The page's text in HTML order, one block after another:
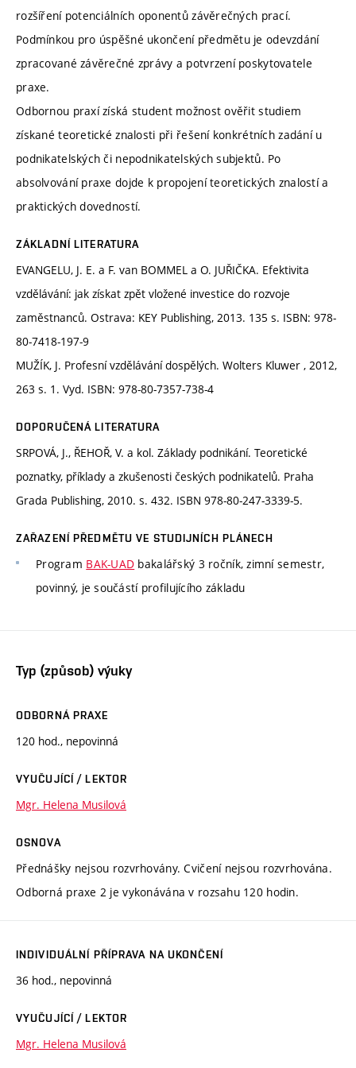
rozšíření potenciálních oponentů závěrečných prací.
Podmínkou pro úspěšné ukončení předmětu je odevzdání
zpracované závěrečné zprávy a potvrzení poskytovatele
praxe.
Odbornou praxí získá student možnost ověřit studiem
získané teoretické znalosti při řešení konkrétních zadání u
podnikatelských či nepodnikatelských subjektů. Po
absolvování praxe dojde k propojení teoretických znalostí a
praktických dovedností.
ZÁKLADNÍ LITERATURA
EVANGELU, J. E. a F. van BOMMEL a O. JUŘIČKA. Efektivita
vzdělávání: jak získat zpět vložené investice do rozvoje
zaměstnanců. Ostrava: KEY Publishing, 2013. 135 s. ISBN: 978-
80-7418-197-9
MUŽÍK, J. Profesní vzdělávání dospělých. Wolters Kluwer , 2012,
263 s. 1. Vyd. ISBN: 978-80-7357-738-4
DOPORUČENÁ LITERATURA
SRPOVÁ, J., ŘEHOŘ, V. a kol. Základy podnikání. Teoretické
poznatky, příklady a zkušenosti českých podnikatelů. Praha
Grada Publishing, 2010. s. 432. ISBN 978-80-247-3339-5.
ZAŘAZENÍ PŘEDMĚTU VE STUDIJNÍCH PLÁNECH
Program BAK-UAD bakalářský 3 ročník, zimní semestr,
povinný, je součástí profilujícího základu
Typ (způsob) výuky
ODBORNÁ PRAXE
120 hod., nepovinná
VYUČUJÍCÍ / LEKTOR
Mgr. Helena Musilová
OSNOVA
Přednášky nejsou rozvrhovány. Cvičení nejsou rozvrhována.
Odborná praxe 2 je vykonávána v rozsahu 120 hodin.
INDIVIDUÁLNÍ PŘÍPRAVA NA UKONČENÍ
36 hod., nepovinná
VYUČUJÍCÍ / LEKTOR
Mgr. Helena Musilová